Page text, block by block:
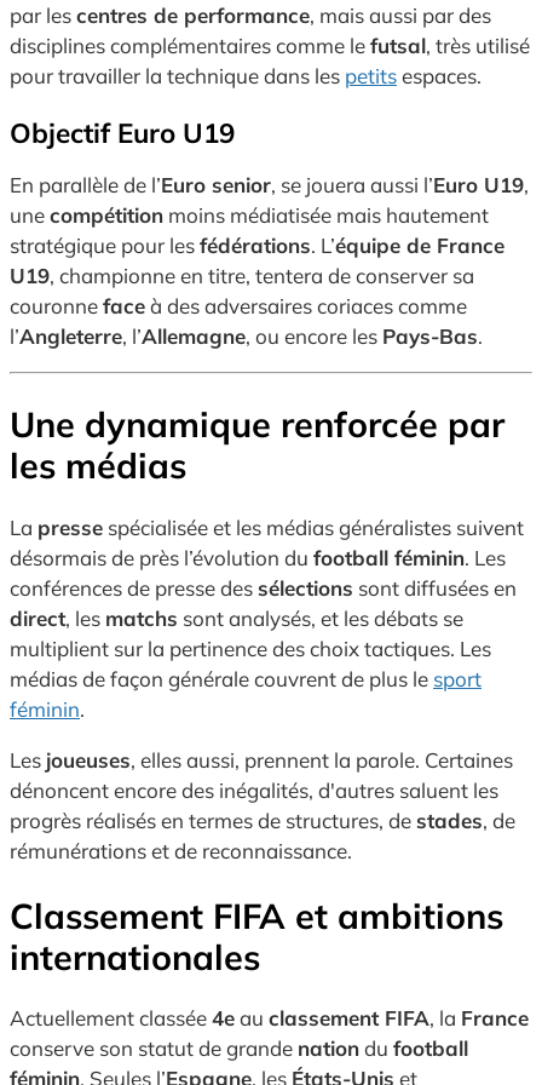
par lescentres de performance, mais aussi par des
disciplines complémentaires comme lefutsal, très utilisé
pour travailler la technique dans les petitsespaces.
Objectif Euro U19
En parallèle de l’Euro senior, se jouera aussi l’Euro U19,
unecompétition moins médiatisée mais hautement
stratégique pour lesfédérations. L’équipe de France
U19, championne en titre, tentera de conserver sa
couronnefaceà des adversaires coriaces comme
l’Angleterre, l’Allemagne, ou encore les Pays-Bas.
Une dynamique renforcée par
les médias
La presse spécialisée et les médias généralistes suivent
désormais de près l’évolution du football féminin. Les
conférences de presse des sélections sont diffusées en
direct, les matchs sont analysés, et les débats se
multiplient sur la pertinence des choix tactiques. Les
médias de façon générale couvrent de plus le sport
féminin.
Les joueuses, elles aussi, prennent la parole. Certaines
dénoncent encore des inégalités, d'autres saluent les
progrès réalisés en termes de structures, de stades, de
rémunérations et de reconnaissance.
Classement FIFA et ambitions
internationales
Actuellement classée4eau classement FIFA, la France
conserve son statut de grande nationdu football
féminin. Seules l’Espagne, les États-Unis et